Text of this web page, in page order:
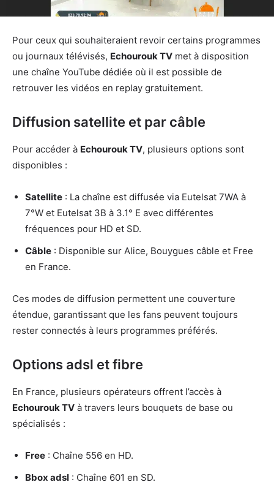
Pour ceux qui souhaiteraient revoir certains programmes
ou journaux télévisés, Echourouk TV met à disposition
une chaîne YouTube dédiée où il est possible de
retrouver les vidéos en replay gratuitement.
Diffusion satellite et par câble
Pour accéder à Echourouk TV, plusieurs options sont
disponibles :
Satellite : La chaîne est diffusée via Eutelsat 7WA à
7°W et Eutelsat 3B à 3.1° E avec différentes
fréquences pour HD et SD.
Câble : Disponible sur Alice, Bouygues câble et Free
en France.
Ces modes de diffusion permettent une couverture
étendue, garantissant que les fans peuvent toujours
rester connectés à leurs programmes préférés.
Options adsl et fibre
En France, plusieurs opérateurs offrent l’accès à
Echourouk TV à travers leurs bouquets de base ou
spécialisés :
Free : Chaîne 556 en HD.
Bbox adsl : Chaîne 601 en SD.